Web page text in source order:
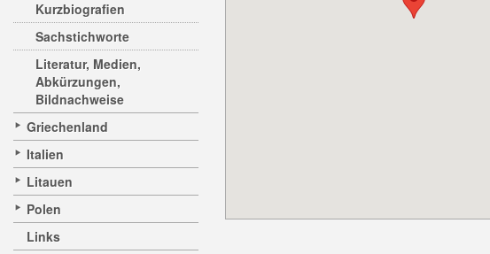
Kurzbiografien
Sachstichworte
Literatur, Medien,
Abkürzungen,
Bildnachweise
Griechenland
Italien
Litauen
Polen
Links